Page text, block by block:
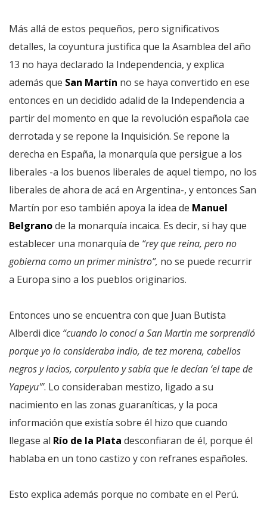
Más allá de estos pequeños, pero significativos
detalles, la coyuntura justifica que la Asamblea del año
13 no haya declarado la Independencia, y explica
además que San Martín no se haya convertido en ese
entonces en un decidido adalid de la Independencia a
partir del momento en que la revolución española cae
derrotada y se repone la Inquisición. Se repone la
derecha en España, la monarquía que persigue a los
liberales -a los buenos liberales de aquel tiempo, no los
liberales de ahora de acá en Argentina-, y entonces San
Martín por eso también apoya la idea de Manuel
Belgranode la monarquía incaica. Es decir, si hay que
establecer una monarquía de “rey que reina, pero no
gobierna como un primer ministro”, no se puede recurrir
a Europa sino a los pueblos originarios.
Entonces uno se encuentra con que Juan Butista
Alberdi dice “cuando lo conocí a San Martin me sorprendió
porque yo lo consideraba indio, de tez morena, cabellos
negros y lacios, corpulento y sabía que le decían ‘el tape de
Yapeyu'”. Lo consideraban mestizo, ligado a su
nacimiento en las zonas guaraníticas, y la poca
información que existía sobre él hizo que cuando
llegase al Río de la Plata desconfiaran de él, porque él
hablaba en un tono castizo y con refranes españoles.
Esto explica además porque no combate en el Perú.